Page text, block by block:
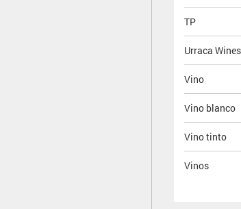
TP
Urraca Wines
Vino
Vino blanco
Vino tinto
Vinos